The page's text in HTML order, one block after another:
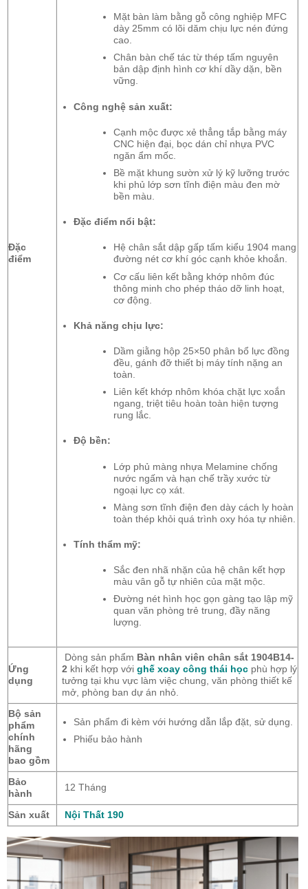
Đặc
điểm
Mặt bàn làm bằng gỗ công nghiệp MFC
dày 25mm có lõi dăm chịu lực nén đứng
cao.
Chân bàn chế tác từ thép tấm nguyên
bản dập định hình cơ khí dầy dặn, bền
vững.
Công nghệ sản xuất:
Cạnh mộc được xẻ thẳng tắp bằng máy
CNC hiện đại, bọc dán chỉ nhựa PVC
ngăn ẩm mốc.
Bề mặt khung sườn xử lý kỹ lưỡng trước
khi phủ lớp sơn tĩnh điện màu đen mờ
bền màu.
Đặc điểm nổi bật:
Hệ chân sắt dập gấp tấm kiểu 1904 mang
đường nét cơ khí góc cạnh khỏe khoắn.
Cơ cấu liên kết bằng khớp nhôm đúc
thông minh cho phép tháo dỡ linh hoạt,
cơ động.
Khả năng chịu lực:
Dầm giằng hộp 25×50 phân bổ lực đồng
đều, gánh đỡ thiết bị máy tính nặng an
toàn.
Liên kết khớp nhôm khóa chặt lực xoắn
ngang, triệt tiêu hoàn toàn hiện tượng
rung lắc.
Độ bền:
Lớp phủ màng nhựa Melamine chống
nước ngấm và hạn chế trầy xước từ
ngoại lực cọ xát.
Màng sơn tĩnh điện đen dày cách ly hoàn
toàn thép khỏi quá trình oxy hóa tự nhiên.
Tính thẩm mỹ:
Sắc đen nhã nhặn của hệ chân kết hợp
màu vân gỗ tự nhiên của mặt mộc.
Đường nét hình học gọn gàng tạo lập mỹ
quan văn phòng trẻ trung, đầy năng
lượng.
Ứng
dụng
Dòng sản phẩm Bàn nhân viên chân sắt 1904B14-
2 khi kết hợp với ghế xoay công thái họcphù hợp lý
tưởng tại khu vực làm việc chung, văn phòng thiết kế
mở, phòng ban dự án nhỏ.
Bộ sản
phẩm
chính
hãng
bao gồm
Sản phẩm đi kèm với hướng dẫn lắp đặt, sử dụng.
Phiếu bảo hành
Bảo
hành
12 Tháng
Sản xuất Nội Thất 190